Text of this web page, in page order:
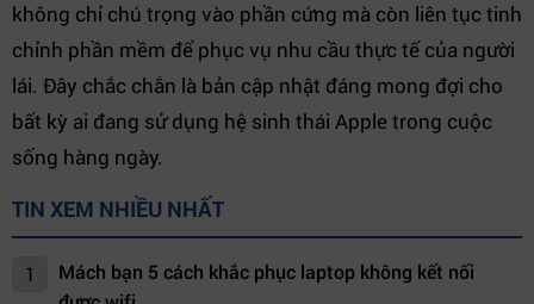
không chỉ chú trọng vào phần cứng mà còn liên tục tinh
chỉnh phần mềm để phục vụ nhu cầu thực tế của người
lái. Đây chắc chắn là bản cập nhật đáng mong đợi cho
bất kỳ ai đang sử dụng hệ sinh thái Apple trong cuộc
sống hàng ngày.
TIN XEM NHIỀU NHẤT
1
Mách bạn 5 cách khắc phục laptop không kết nối